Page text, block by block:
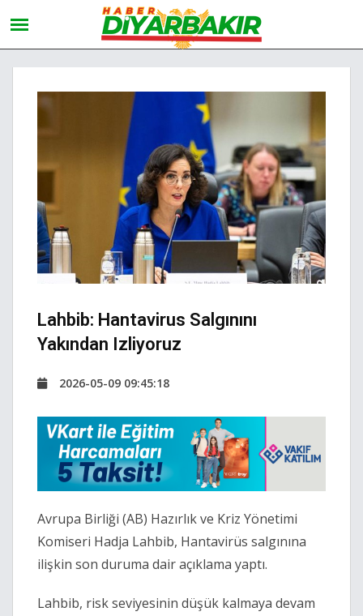
Lahbib: Hantavirus Salgınını
Yakından Izliyoruz
2026-05-09 09:45:18
Avrupa Birliği (AB) Hazırlık ve Kriz Yönetimi
Komiseri Hadja Lahbib, Hantavirüs salgınına
ilişkin son duruma dair açıklama yaptı.
Lahbib, risk seviyesinin düşük kalmaya devam